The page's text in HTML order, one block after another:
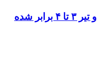
*چرا قبض آب و برق خرداد و تیر ۳ تا ۴ برابر شده